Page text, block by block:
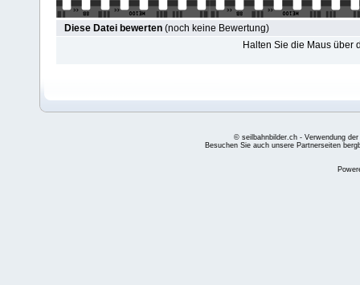
Diese Datei bewerten (noch keine Bewertung)
Halten Sie die Maus über
© seilbahnbilder.ch - Verwendung
Besuchen Sie auch unsere Partnerseiten